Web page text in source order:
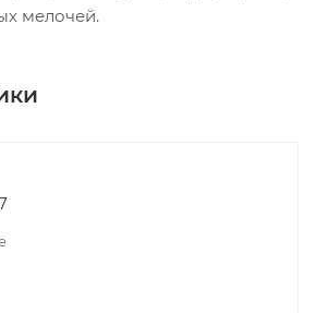
мелочей.